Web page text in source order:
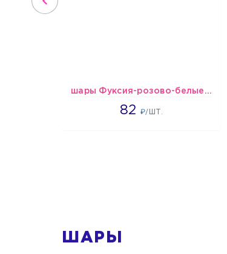
шары Фуксия-розово-белые пастельные
82 ₽/ШТ.
1637
ШАРЫ